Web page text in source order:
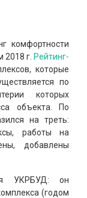
комфортности
г. Рейтинг-
которые
по
которых
объекта. По
на треть:
работы на
добавлены
УКРБУД: он
(годом